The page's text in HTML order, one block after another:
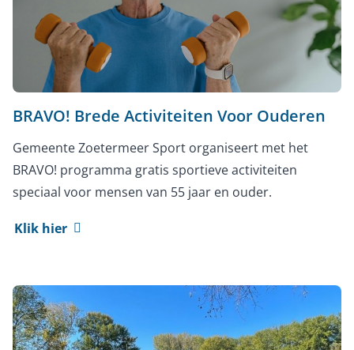
BRAVO! Brede Activiteiten Voor Ouderen
Gemeente Zoetermeer Sport organiseert met het
BRAVO! programma gratis sportieve activiteiten
speciaal voor mensen van 55 jaar en ouder.
Klik hier